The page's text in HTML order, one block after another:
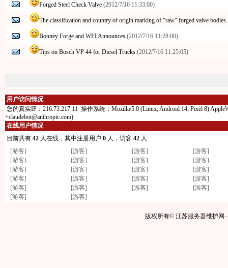
Forged Steel Check Valve (2012/7/16 11:33:00)
The classification and country of origin marking of "raw" forged valve bodies
Bonney Forge and WFI Announces (2012/7/16 11:28:00)
Tips on Bosch VP 44 for Diesel Trucks (2012/7/16 11:25:05)
用户访问情况
您的真实IP：216.73.217.11 操作系统：Mozilla/5.0 (Linux; Android 14; Pixel 8)
+claudebot@anthropic.com)
在线用户情况
目前共有 42 人在线，其中注册用户 0 人，访客 42 人
[游客]
[游客] [游客]
[游客]
[游客]
[游客] [游客]
[游客]
[游客]
[游客] [游客]
[游客]
[游客]
[游客] [游客]
[游客]
[游客]
[游客] [游客]
[游客]
[游客]
[游客]
版权所有© 江苏服务器维护